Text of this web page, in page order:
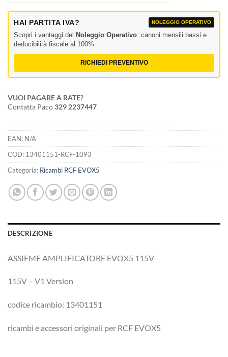
HAI PARTITA IVA? NOLEGGIO OPERATIVO
Scopri i vantaggi del Noleggio Operativo: canoni mensili bassi e
deducibilità fiscale al 100%.
RICHIEDI PREVENTIVO
VUOI PAGARE A RATE?
Contatta Paco329 2237447
EAN: N/A
COD: 13401151-RCF-1093
Categoria: Ricambi RCF EVOX5
DESCRIZIONE
ASSIEME AMPLIFICATORE EVOX5 115V
115V – V1 Version
codice ricambio: 13401151
ricambi e accessori originali per RCF EVOX5